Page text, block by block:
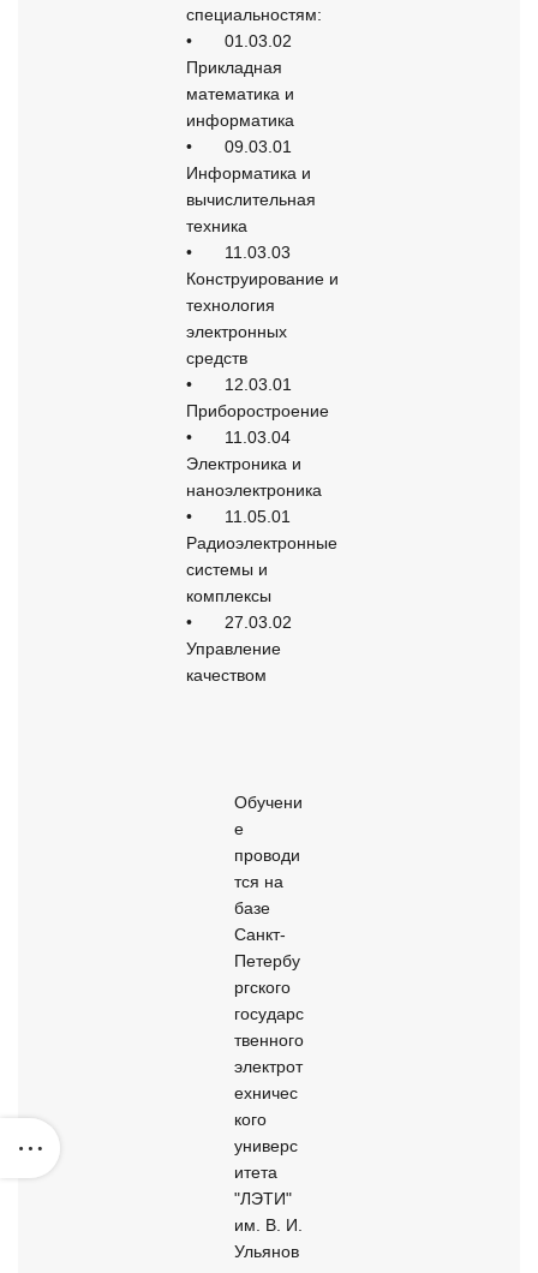
специальностям:
•	01.03.02
Прикладная
математика и
информатика
•	09.03.01
Информатика и
вычислительная
техника
•	11.03.03
Конструирование и
технология
электронных
средств
•	12.03.01
Приборостроение
•	11.03.04
Электроника и
наноэлектроника
•	11.05.01
Радиоэлектронные
системы и
комплексы
•	27.03.02
Управление
качеством
Обучени
е
проводи
тся на
базе
Санкт-
Петербу
ргского
государс
твенного
электрот
ехничес
кого
универс
итета
"ЛЭТИ"
им. В. И.
Ульянов